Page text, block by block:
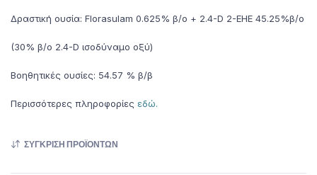
Δραστική ουσία: Florasulam 0.625% β/ο + 2.4-D 2-EHE 45.25%β/ο
(30% β/ο 2.4-D ισοδύναμο οξύ)
Βοηθητικές ουσίες: 54.57 % β/β
Περισσότερες πληροφορίες εδώ.
ΣΎΓΚΡΙΣΗ ΠΡΟΪΌΝΤΩΝ